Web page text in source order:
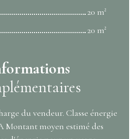
20 m²
20 m²
du vendeur. Classe énergie
Montant moyen estimé des